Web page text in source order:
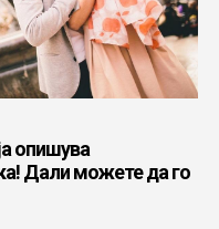
опишува
Дали можете да го